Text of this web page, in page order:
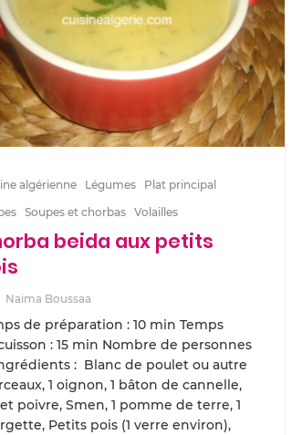
algérienne Légumes
Plat principal
Soupes et chorbas Volailles
beida aux petits
Naima Boussaa
de préparation : 10 min Temps
: 15 min Nombre de personnes
: Blanc de poulet ou autre
1 oignon, 1 bâton de cannelle,
poivre, Smen, 1 pomme de terre, 1
Petits pois (1 verre environ),